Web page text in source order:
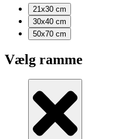
21x30 cm
30x40 cm
50x70 cm
Vælg ramme